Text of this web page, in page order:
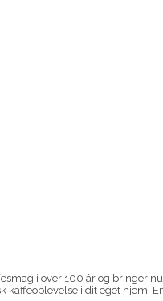
i over 100 år og bringer
kaffeoplevelse i dit eget hjem.